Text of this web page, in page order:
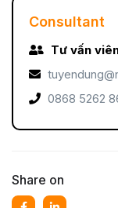
Consultant
Tư vấn
0868 5262
Share on